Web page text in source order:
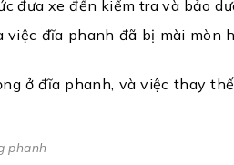
đưa xe đến kiểm tra và bảo
đĩa phanh đã bị mài
ở đĩa phanh, và việc thay